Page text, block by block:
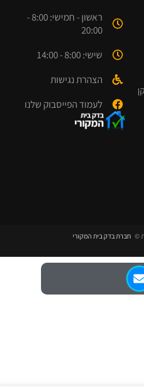
ראשון - חמישי: 8:00 -
20:00
שישי: 8:00 - 14:00
הצהרת נגישות
לעמוד הפייסבוק שלנו
חברת בדק בית המקורי